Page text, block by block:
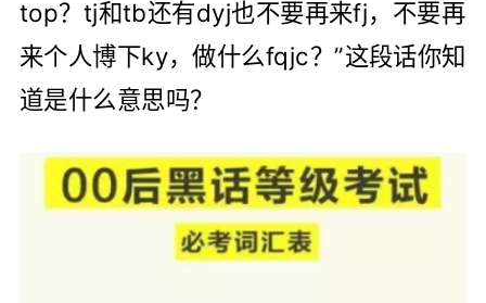
top？tj和tb还有dyj也不要再来fj，不要再
来个人博下ky，做什么fqjc？”这段话你知
道是什么意思吗？